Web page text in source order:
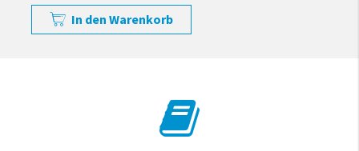
In den Warenkorb